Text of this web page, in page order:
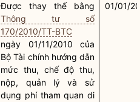
Được thay thế bằng
Thông tư số
170/2010/TT-BTC
ngày 01/11/2010 của
Bộ Tài chính hướng dẫn
mức thu, chế độ thu,
nộp, quản lý và sử
dụng phí tham quan di
01/01/